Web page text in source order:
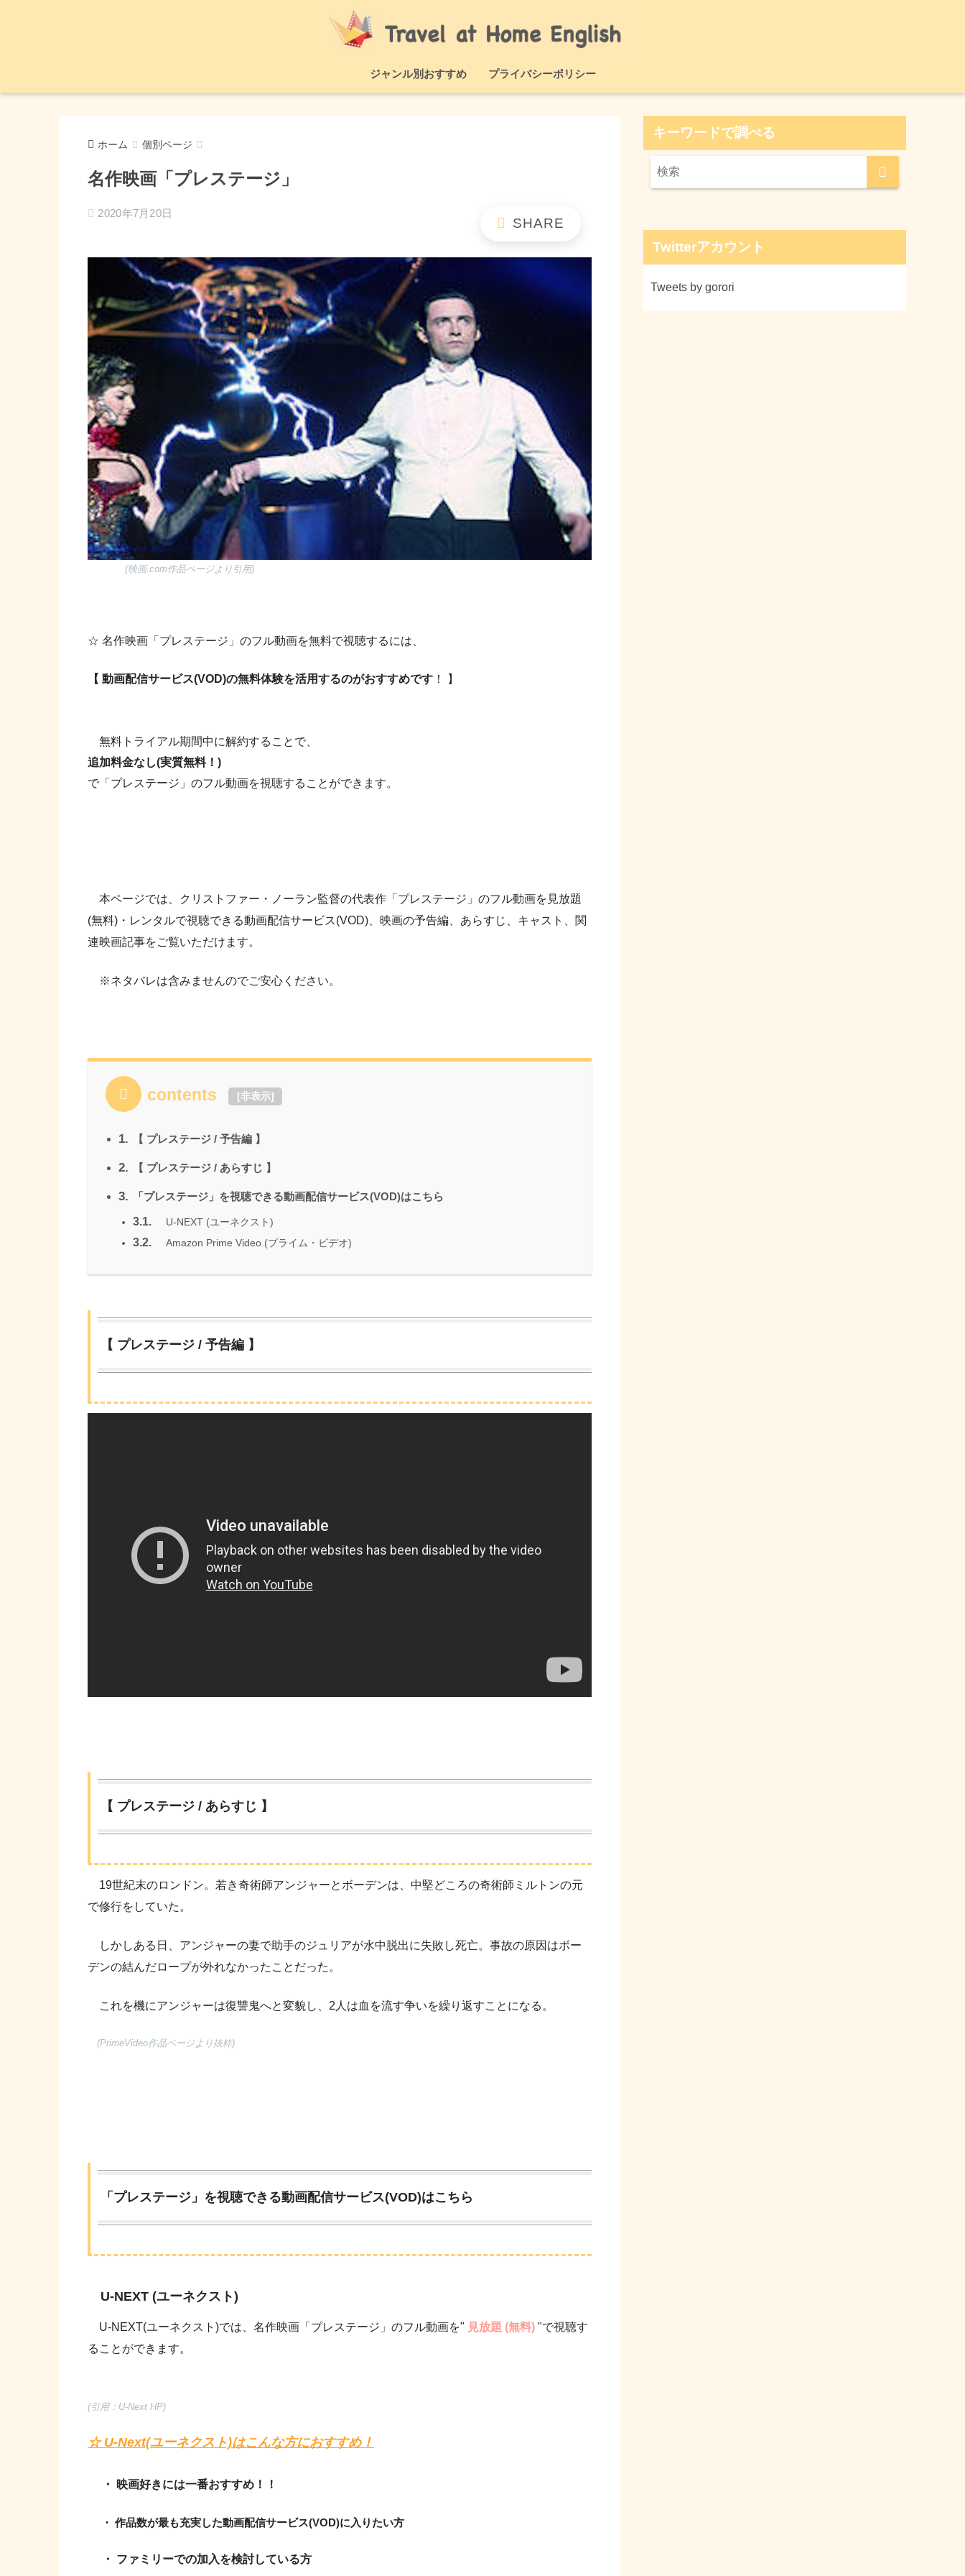
ジャンル別おすすめ プライバシーポリシー
ホーム 個別ページ
名作映画「プレステージ」
2020年7月20日
(映画.com作品ページより引用)
☆ 名作映画「プレステージ」のフル動画を無料で視聴するには、
【 動画配信サービス(VOD)の無料体験を活用するのがおすすめです ！ 】
無料トライアル期間中に解約することで、
追加料金なし(実質無料！)
で「プレステージ」のフル動画を視聴することができます。
本ページでは、クリストファー・ノーラン監督の代表作「プレステージ」のフル動画を見放題
(無料)・レンタルで視聴できる動画配信サービス(VOD)、映画の予告編、あらすじ、キャスト、関
連映画記事をご覧いただけます。
※ネタバレは含みませんのでご安心ください。
contents [非表示]
1. 【 プレステージ / 予告編 】
2. 【 プレステージ / あらすじ 】
3. 「プレステージ」を視聴できる動画配信サービス(VOD)はこちら
3.1. U-NEXT (ユーネクスト)
3.2. Amazon Prime Video (プライム・ビデオ)
【 プレステージ / 予告編 】
【 プレステージ / あらすじ 】
19世紀末のロンドン。若き奇術師アンジャーとボーデンは、中堅どころの奇術師ミルトンの元
で修行をしていた。
しかしある日、アンジャーの妻で助手のジュリアが水中脱出に失敗し死亡。事故の原因はボー
デンの結んだロープが外れなかったことだった。
これを機にアンジャーは復讐鬼へと変貌し、2人は血を流す争いを繰り返すことになる。
(PrimeVideo作品ページより抜粋)
「プレステージ」を視聴できる動画配信サービス(VOD)はこちら
U-NEXT (ユーネクスト)
U-NEXT(ユーネクスト)では、名作映画「プレステージ」のフル動画を" 見放題 (無料) "で視聴す
ることができます。
(引用：U-Next HP)
☆ U-Next(ユーネクスト)はこんな方におすすめ！
・ 映画好きには一番おすすめ！！
・ 作品数が最も充実した動画配信サービス(VOD)に入りたい方
・ ファミリーでの加入を検討している方
キーワードで調べる
Twitterアカウント
Tweets by gorori